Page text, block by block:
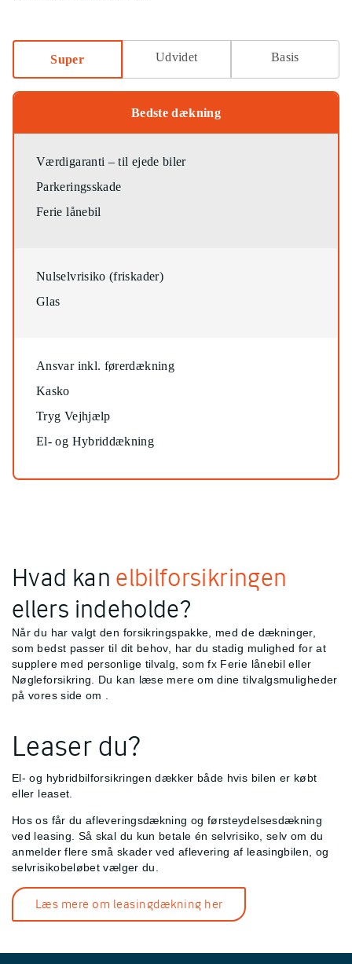
Super Udvidet Basis
Bedste dækning
Værdigaranti – til ejede biler
Parkeringsskade
Ferie lånebil
Nulselvrisiko (friskader)
Glas
Ansvar inkl. førerdækning
Kasko
Tryg Vejhjælp
El- og Hybriddækning
Hvad kan elbilforsikringen
ellers indeholde?
Når du har valgt den forsikringspakke, med de dækninger,
som bedst passer til dit behov, har du stadig mulighed for at
supplere med personlige tilvalg, som fx Ferie lånebil eller
Nøgleforsikring. Du kan læse mere om dine tilvalgsmuligheder
på vores side om
Leaser du?
El- og hybridbilforsikringen dækker både hvis bilen er købt
eller leaset.
Hos os får du afleveringsdækning og førsteydelsesdækning
ved leasing. Så skal du kun betale én selvrisiko, selv om du
anmelder flere små skader ved aflevering af leasingbilen, og
selvrisikobeløbet vælger du.
Læs mere om leasingdækning her